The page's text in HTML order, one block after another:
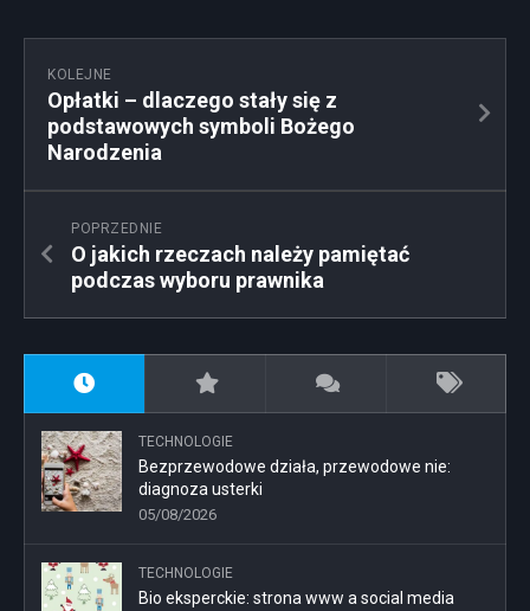
KOLEJNE
Opłatki – dlaczego stały się z
podstawowych symboli Bożego
Narodzenia
POPRZEDNIE
O jakich rzeczach należy pamiętać
podczas wyboru prawnika
TECHNOLOGIE
Bezprzewodowe działa, przewodowe nie:
diagnoza usterki
05/08/2026
TECHNOLOGIE
Bio eksperckie: strona www a social media